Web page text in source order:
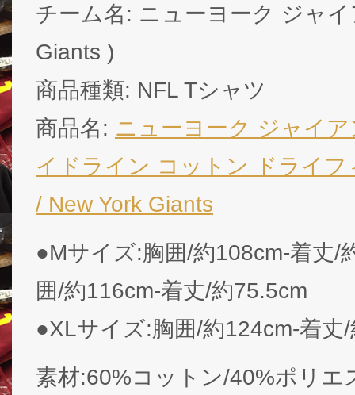
チーム名: ニューヨーク ジャ
Giants )
商品種類: NFL Tシャツ
商品名: ニューヨーク ジャイ
イドライン コットン ドライ
/ New York Giants
●Mサイズ:胸囲/約108cm-着丈/
囲/約116cm-着丈/約75.5cm
●XLサイズ:胸囲/約124cm-着丈
素材:60%コットン/40%ポリ